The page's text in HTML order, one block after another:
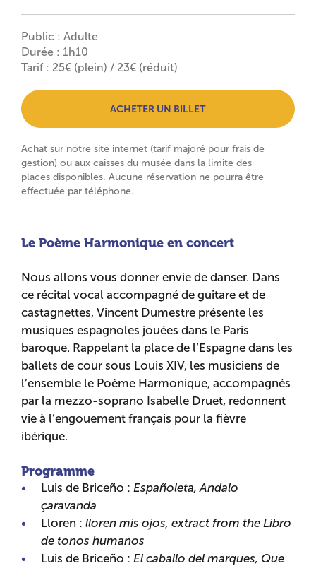
Public : Adulte
Durée : 1h10
Tarif : 25€ (plein) / 23€ (réduit)
ACHETER UN BILLET
Achat sur notre site internet (tarif majoré pour frais de
gestion) ou aux caisses du musée dans la limite des
places disponibles. Aucune réservation ne pourra être
effectuée par téléphone.
Le Poème Harmonique en concert
Nous allons vous donner envie de danser. Dans
ce récital vocal accompagné de guitare et de
castagnettes, Vincent Dumestre présente les
musiques espagnoles jouées dans le Paris
baroque. Rappelant la place de l’Espagne dans les
ballets de cour sous Louis XIV, les musiciens de
l’ensemble le Poème Harmonique, accompagnés
par la mezzo-soprano Isabelle Druet, redonnent
vie à l’engouement français pour la fièvre
ibérique.
Programme
Luis de Briceño :Españoleta, Andalo
çaravanda
Lloren :lloren mis ojos, extract from the Libro
de tonos humanos
Luis de Briceño :El caballo del marques, Que